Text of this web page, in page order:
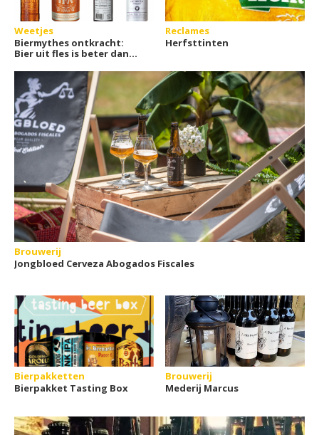
Weetjes
Biermythes ontkracht:
Bier uit fles is beter dan
Reclames
Herfsttinten
Brouwerij
Jongbloed Cerveza Abogados Fiscales
Bierpakketten
Bierpakket Tasting Box
Brouwerij
Mederij Marcus